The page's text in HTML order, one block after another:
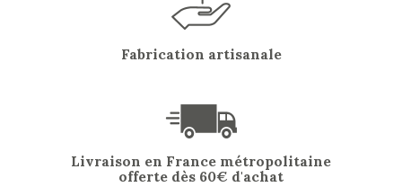
Fabrication artisanale
Livraison en France métropolitaine
offerte dès 60€ d'achat